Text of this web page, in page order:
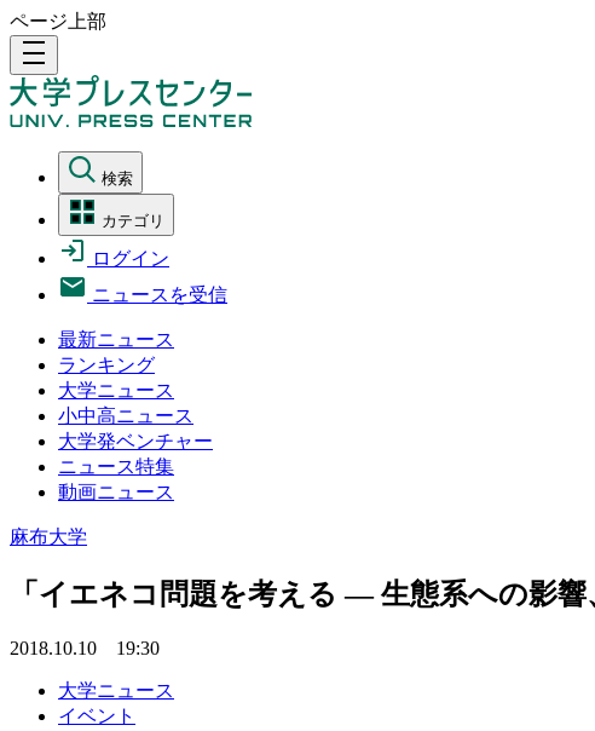
ページ上部
density_medium
検索
カテゴリ
ログイン
ニュースを受信
最新ニュース
ランキング
大学ニュース
小中高ニュース
大学発ベンチャー
ニュース特集
動画ニュース
麻布大学
「イエネコ問題を考える — 生態系への影
2018.10.10 19:30
大学ニュース
イベント